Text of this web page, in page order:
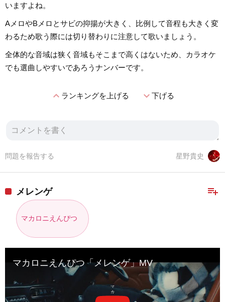
いますよね。
AメロやBメロとサビの抑揚が大きく、比例して音程も大きく変
わるため歌う際には切り替わりに注意して歌いましょう。
全体的な音域は狭く音域もそこまで高くはないため、カラオケ
でも選曲しやすいであろうナンバーです。
expand_lessランキングを上げる expand_more下げる
星野貴史
問題を報告する
playlist_add
メレンゲ
マカロニえんぴつ
マカロニえんぴつ「メレンゲ」MV